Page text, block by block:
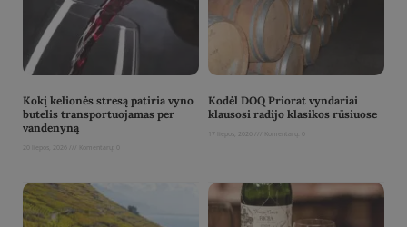
Kokį kelionės stresą patiria vyno
butelis transportuojamas per
vandenyną
Kodėl DOQ Priorat vyndariai
klausosi radijo klasikos rūsiuose